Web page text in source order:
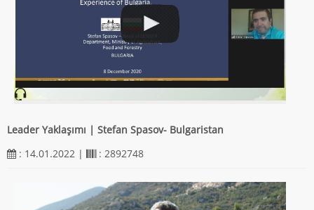
Leader Yaklaşımı | Stefan Spasov- Bulgaristan
: 14.01.2022 |
: 2892748